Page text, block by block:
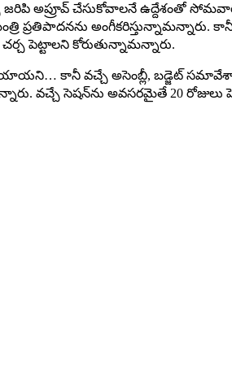
జ‌రిపి అప్రూవ్ చేసుకోవాల‌నే ఉద్దేశంతో
ప్ర‌తిపాద‌న‌ను అంగీక‌రిస్తున్నామన్నారు.
చ‌ర్చ పెట్టాల‌ని కోరుతున్నామన్నారు.
వ‌చ్చే అసెంబ్లీ, బ‌డ్జెట్ స‌మావేశాల్లో
వ‌చ్చే సెష‌న్‌ను అవ‌స‌ర‌మైతే 20 రోజులు